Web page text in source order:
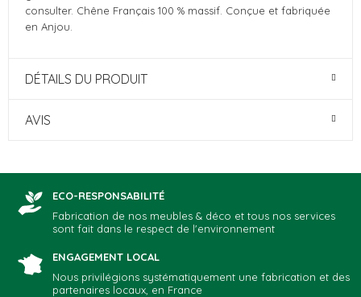
consulter. Chêne Français 100 % massif. Conçue et fabriquée
en Anjou.
DÉTAILS DU PRODUIT
AVIS
ECO-RESPONSABILITÉ
Fabrication de nos meubles & déco et tous nos services
sont fait dans le respect de l'environnement
ENGAGEMENT LOCAL
Nous privilégions systématiquement une fabrication et des
partenaires locaux, en France